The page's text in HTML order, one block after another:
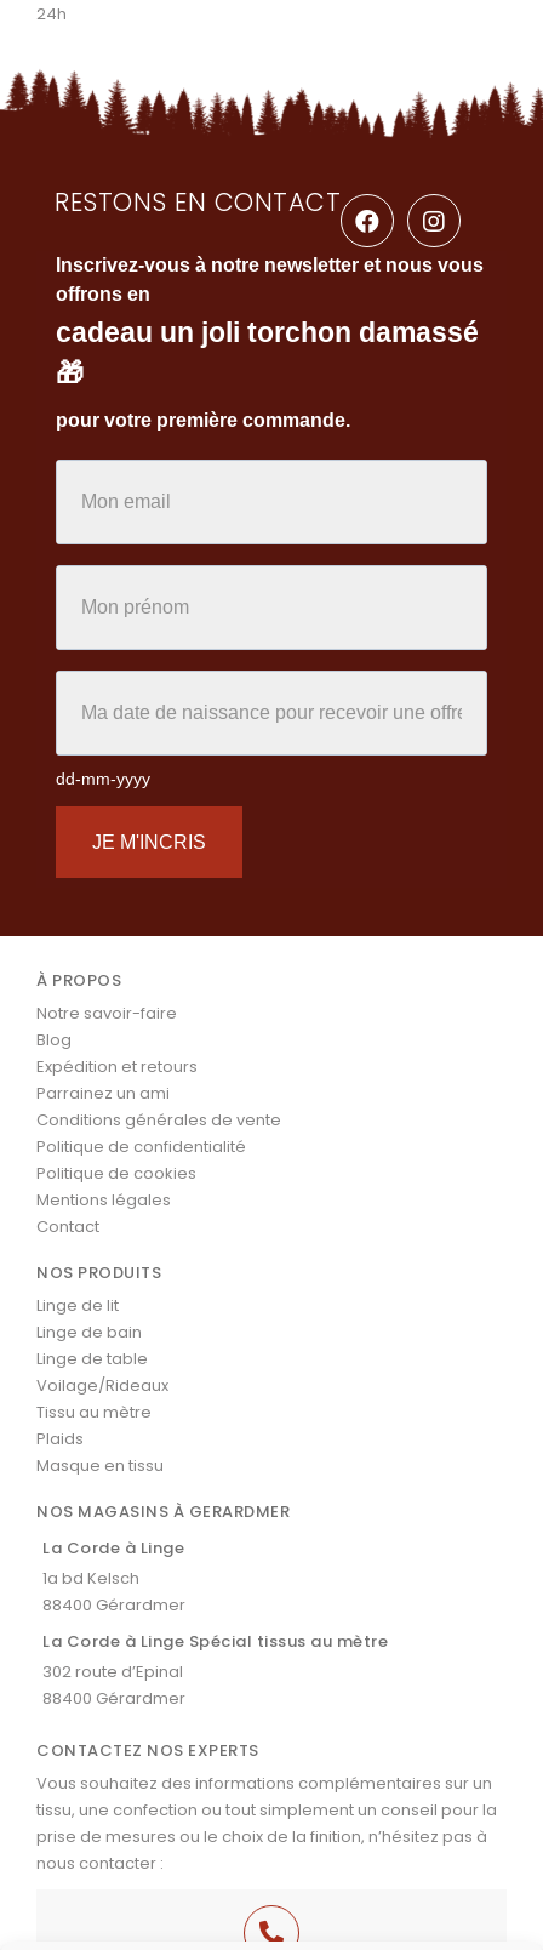
24h
RESTONS EN CONTACT
Inscrivez-vous à notre newsletter et nous vous
offrons en
cadeau un joli torchon damassé
🎁
pour votre première commande.
dd-mm-yyyy
JE M'INCRIS
À PROPOS
Notre savoir-faire
Blog
Expédition et retours
Parrainez un ami
Conditions générales de vente
Politique de confidentialité
Politique de cookies
Mentions légales
Contact
NOS PRODUITS
Linge de lit
Linge de bain
Linge de table
Voilage/Rideaux
Tissu au mètre
Plaids
Masque en tissu
NOS MAGASINS À GERARDMER
La Corde à Linge
1a bd Kelsch
88400 Gérardmer
La Corde à Linge Spécial tissus au mètre
302 route d’Epinal
88400 Gérardmer
CONTACTEZ NOS EXPERTS
Vous souhaitez des informations complémentaires sur un
tissu, une confection ou tout simplement un conseil pour la
prise de mesures ou le choix de la finition, n’hésitez pas à
nous contacter :